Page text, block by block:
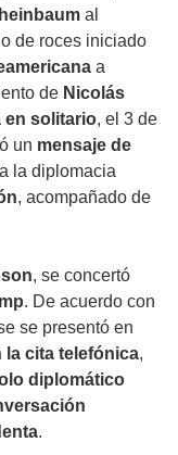
al
de roces iniciado
a
de Nicolás
en solitario, el 3 de
un mensaje de
la diplomacia
, acompañado de
, se concertó
. De acuerdo con
se presentó en
la cita telefónica,
diplomático
.